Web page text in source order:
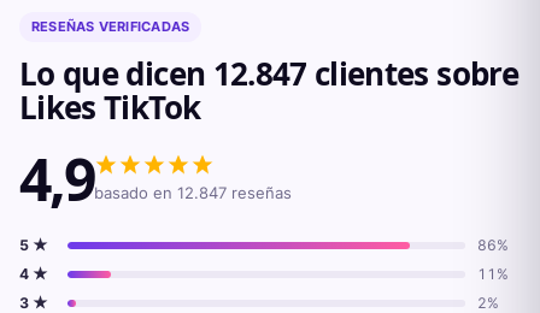
RESEÑAS VERIFICADAS
Lo que dicen 12.847 clientes sobre
Likes TikTok
4,9basado en12.847 reseñas
5 ★ 86%
4 ★ 11 %
3 ★ 2%